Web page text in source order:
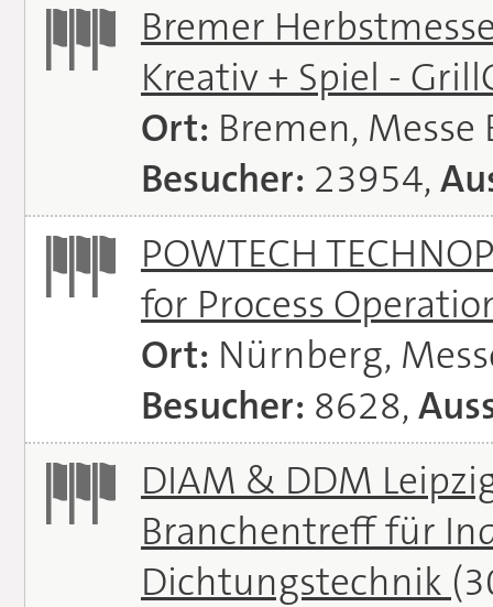
Bremer
Kreativ + Spiel -
Ort: Bremen, Messe
Besucher: 23954,
POWTECH
for Process
Ort: Nürnberg,
Besucher: 8628,
DIAM & DDM
Branchentreff für
Dichtungstechnik